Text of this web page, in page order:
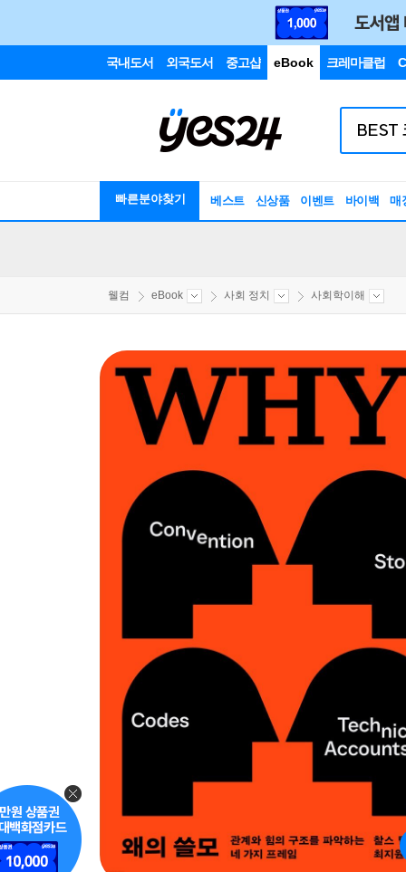
국내도서 외국도서 중고샵 eBook 크레마클럽
빠른분야찾기 베스트 신상품 이벤트 바이백 매
웰컴 eBook 사회 정치 사회학이해